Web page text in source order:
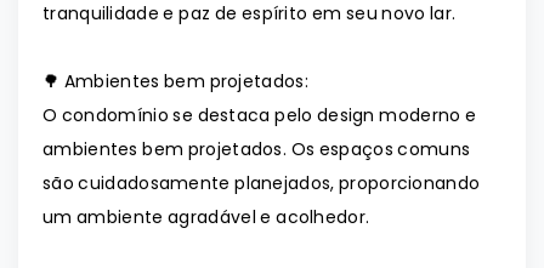
tranquilidade e paz de espírito em seu novo lar.
🌳 Ambientes bem projetados:
O condomínio se destaca pelo design moderno e
ambientes bem projetados. Os espaços comuns
são cuidadosamente planejados, proporcionando
um ambiente agradável e acolhedor.